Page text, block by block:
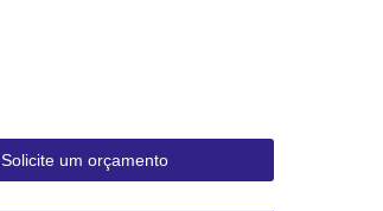
Solicite um orçamento